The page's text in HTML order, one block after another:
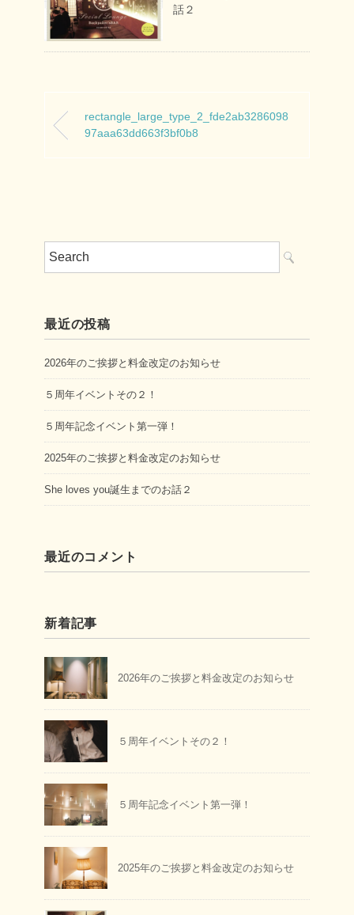
話２
rectangle_large_type_2_fde2ab3286098
97aaa63dd663f3bf0b8
最近の投稿
2026年のご挨拶と料金改定のお知らせ
５周年イベントその２！
５周年記念イベント第一弾！
2025年のご挨拶と料金改定のお知らせ
She loves you誕生までのお話２
最近のコメント
新着記事
2026年のご挨拶と料金改定のお知らせ
５周年イベントその２！
５周年記念イベント第一弾！
2025年のご挨拶と料金改定のお知らせ